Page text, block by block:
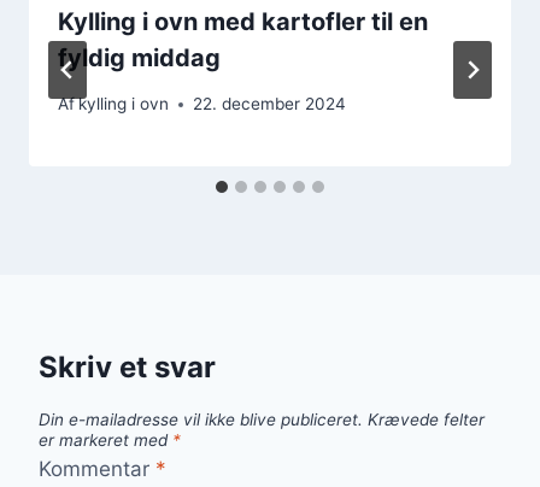
Kylling i ovn med kartofler til en
fyldig middag
Afkylling i ovn 22. december 2024
Skriv et svar
Din e-mailadresse vil ikke blive publiceret. Krævede felter
er markeret med *
Kommentar *